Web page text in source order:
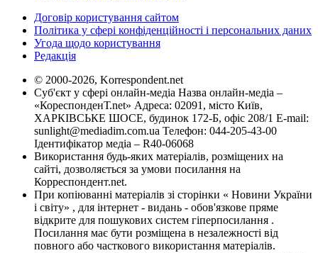
Договір користування сайтом
Політика у сфері конфіденційності і персональних даних
Угода щодо користування
Редакція
© 2000-2026, Korrespondent.net
Суб'єкт у сфері онлайн-медіа Назва онлайн-медіа –
«КореспонденТ.net» Адреса: 02091, місто Київ,
ХАРКІВСЬКЕ ШОСЕ, будинок 172-Б, офіс 208/1 E-mail:
sunlight@mediadim.com.ua Телефон: 044-205-43-00
Ідентифікатор медіа – R40-06068
Використання будь-яких матеріалів, розміщених на
сайті, дозволяється за умови посилання на
Корреспондент.net.
При копіюванні матеріалів зі сторінки « Новини України
і світу» , для інтернет - видань - обов'язкове пряме
відкрите для пошукових систем гіперпосилання .
Посилання має бути розміщена в незалежності від
повного або часткового використання матеріалів.